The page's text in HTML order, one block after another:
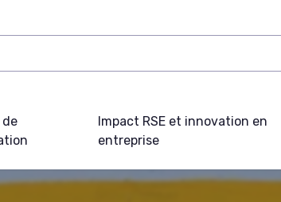
de
Impact RSE et innovation en
entreprise